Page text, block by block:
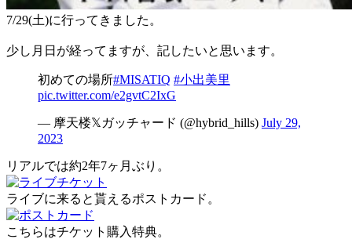
7/29(土)に行ってきました。
少し月日が経ってますが、記したいと思います。
初めての場所#MISATIQ #小出美里
pic.twitter.com/e2gvtC2IxG
— 摩天楼𝕏ガッチャード (@hybrid_hills) July 29,
2023
リアルでは約2年7ヶ月ぶり。
ライブに来ると貰えるポストカード。
こちらはチケット購入特典。